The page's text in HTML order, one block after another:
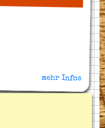
mehr Infos